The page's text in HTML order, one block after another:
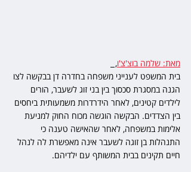
מאת: שלמה בוצ'צ'ו,
בית המשפט לענייני משפחה בחדרה דן בבקשה לצו
הגנה במסגרת סכסוך בין בני זוג לשעבר, הורים
לילדים קטינים, לאחר הידרדרות משמעותית ביחסים
בין הצדדים. הבקשה הוגשה מכוח החוק למניעת
אלימות במשפחה, לאחר שהאישה טענה כי
התנהלות בן זוגה לשעבר אינה מאפשרת לה לנהל
חיים תקינים בבית המשותף עם ילדיהם.